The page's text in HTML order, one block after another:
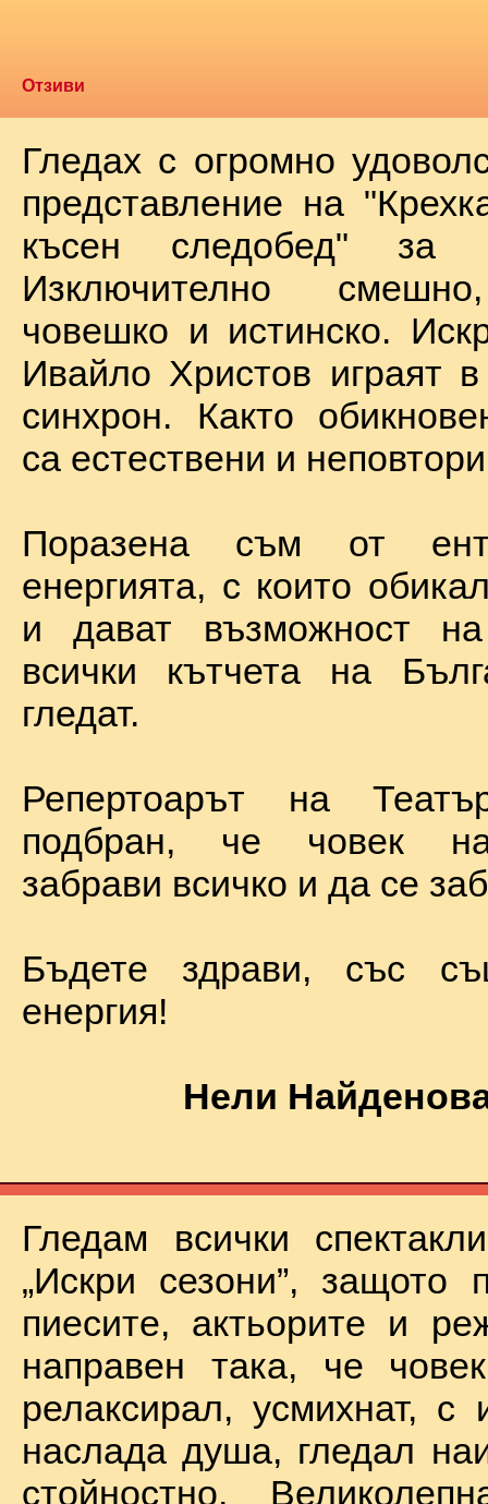
Отзиви
Гледах с огромно
представление на
късен следобед" за
Изключително
човешко и истинско.
Ивайло Христов играят
синхрон. Както
са естествени и
Поразена съм от
енергията, с които
и дават възможност
всички кътчета на
гледат.
Репертоарът на
подбран, че човек
забрави всичко и да се
Бъдете здрави, със
енергия!
Нели
Гледам всички
„Искри сезони”, защото
пиесите, актьорите и
направен така, че
релаксирал, усмихнат, с
наслада душа, гледал
стойностно.